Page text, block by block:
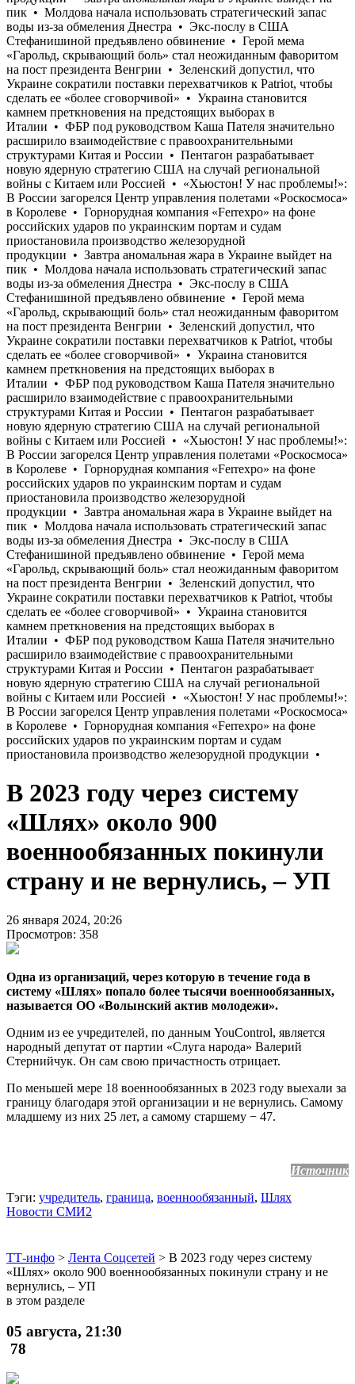
В 2023 году через систему
«Шлях» около 900
военнообязанных покинули
страну и не вернулись, – УП
26 января 2024, 20:26
Просмотров: 358
Одна из организаций, через которую в течение года в
систему «Шлях» попало более тысячи военнообязанных,
называется ОО «Волынский актив молодежи».
Одним из ее учредителей, по данным YouControl, является
народный депутат от партии «Слуга народа» Валерий
Стернийчук. Он сам свою причастность отрицает.
По меньшей мере 18 военнообязанных в 2023 году выехали за
границу благодаря этой организации и не вернулись. Самому
младшему из них 25 лет, а самому старшему − 47.
Источник
Тэги: учредитель, граница, военнообязанный, Шлях
Новости СМИ2
ТТ-инфо > Лента Соцсетей > В 2023 году через систему
«Шлях» около 900 военнообязанных покинули страну и не
вернулись, – УП
в этом разделе
05 августа, 21:30
78